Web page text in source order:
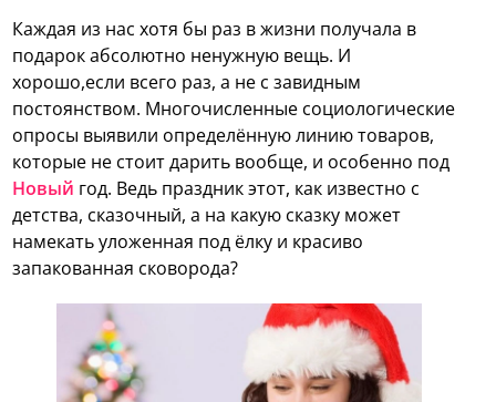
Каждая из нас хотя бы раз в жизни получала в
подарок абсолютно ненужную вещь. И
хорошо,если всего раз, а не с завидным
постоянством. Многочисленные социологические
опросы выявили определённую линию товаров,
которые не стоит дарить вообще, и особенно под
Новый год. Ведь праздник этот, как известно с
детства, сказочный, а на какую сказку может
намекать уложенная под ёлку и красиво
запакованная сковорода?